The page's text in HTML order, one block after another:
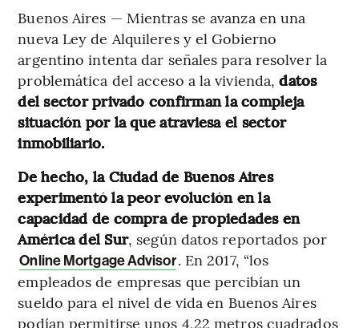
Buenos Aires — Mientras se avanza en una
nueva Ley de Alquileres y el Gobierno
argentino intenta dar señales para resolver la
problemática del acceso a la vivienda,datos
del sector privado confirman la compleja
situación por la que atraviesa el sector
inmobiliario.
De hecho, la Ciudad de Buenos Aires
experimentó la peor evolución en la
capacidad de compra de propiedades en
América del Sur, según datos reportados por
Online Mortgage Advisor. En 2017, “los
empleados de empresas que percibían un
sueldo para el nivel de vida en Buenos Aires
podían permitirse unos 4,22 metros cuadrados